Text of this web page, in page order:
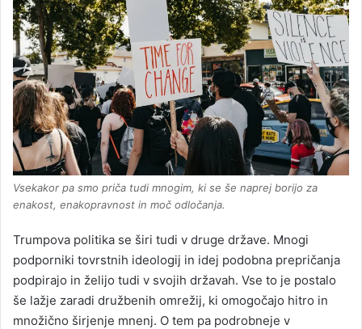
Vsekakor pa smo priča tudi mnogim, ki se še naprej borijo za
enakost, enakopravnost in moč odločanja.
Trumpova politika se širi tudi v druge države. Mnogi
podporniki tovrstnih ideologij in idej podobna prepričanja
podpirajo in želijo tudi v svojih državah. Vse to je postalo
še lažje zaradi družbenih omrežij, ki omogočajo hitro in
množično širjenje mnenj. O tem pa podrobneje v